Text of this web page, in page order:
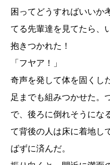
困ってどうすればいいか
てる先輩達を見てたら、
抱きつかれた！
「フヤア！」
奇声を発して体を固くし
足までも組みつかせた。
で、後ろに倒れそうにな
て背後の人は床に着地し
ばずに済んだ。